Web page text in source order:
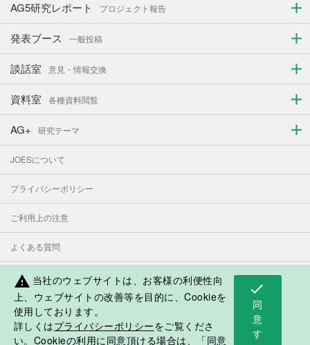
AG5研究レポート プロジェクト報告
発表ブース 一般投稿
談話室 意見・情報交換
資料室 各種資料閲覧
AG+ 研究テーマ
JOESについて
プライバシーポリシー
ご利用上の注意
よくある質問
お問い合わせ
表示モード：
日本人学校・補習授業校応援サイト
warning 当社のウェブサイトは、お客様の利便性向
上、ウェブサイトの改善等を目的に、Cookieを
使用しております。
詳しくはプライバシーポリシーをご覧くださ
い。Cookieの利用に同意頂ける場合は、「同意
check
同
意
す